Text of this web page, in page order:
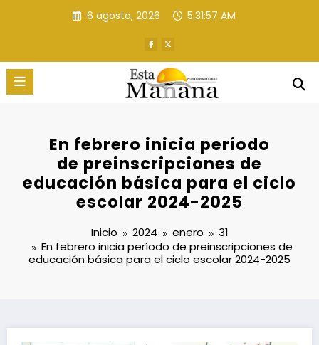
6 agosto, 2026 5:31:58 AM
En febrero inicia período
de preinscripciones de
educación básica para el ciclo
escolar 2024-2025
Inicio 2024 enero
31
En febrero inicia período de preinscripciones de
educación básica para el ciclo escolar 2024-2025